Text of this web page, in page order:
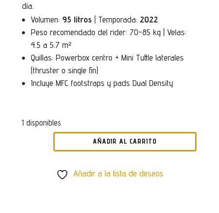
día.
Volumen: 95 litros | Temporada: 2022
Peso recomendado del rider: 70-85 kg | Velas:
4.5 a 5.7 m²
Quillas: Powerbox centro + Mini Tuttle laterales
(thruster o single fin)
Incluye MFC footstraps y pads Dual Density
1 disponibles
WINDSURF
AÑADIR AL CARRITO
Añadir a la lista de deseos